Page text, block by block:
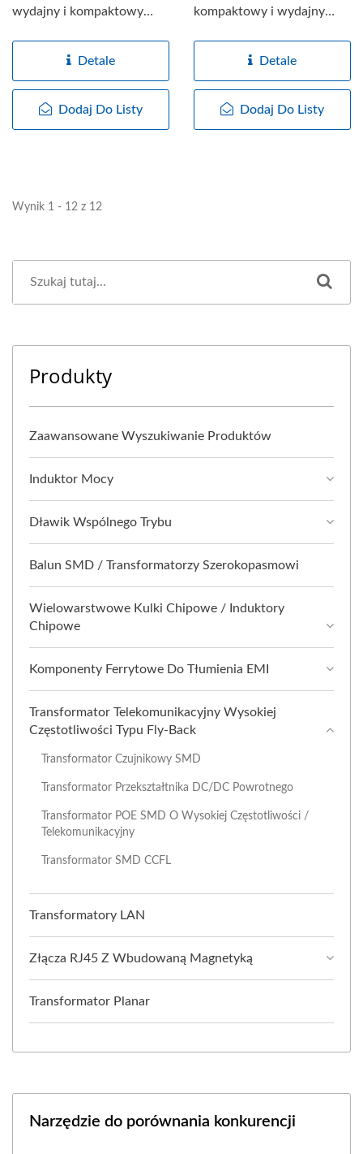
wydajny i kompaktowy
przeznaczony...Detale
Dodaj Do Listy
kompaktowy i wydajny
zaprojektowany
specjalnie...
Detale
Dodaj Do Listy
Wynik 1 - 12 z 12
Produkty
Zaawansowane Wyszukiwanie Produktów
Induktor Mocy
Dławik Wspólnego Trybu
Balun SMD / Transformatorzy Szerokopasmowi
Wielowarstwowe Kulki Chipowe / Induktory
Chipowe
Komponenty Ferrytowe Do Tłumienia EMI
Transformator Telekomunikacyjny Wysokiej
Częstotliwości Typu Fly-Back
Transformator Czujnikowy SMD
Transformator Przekształtnika DC/DC Powrotnego
Transformator POE SMD O Wysokiej Częstotliwości /
Telekomunikacyjny
Transformator SMD CCFL
Transformatory LAN
Złącza RJ45 Z Wbudowaną Magnetyką
Transformator Planar
Narzędzie do porównania konkurencji